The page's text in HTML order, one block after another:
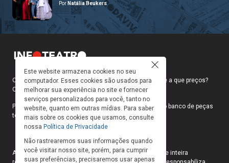
Por Natália Beukers
Como faço para ir ao teatro? Onde compro ingressos e a que preços?
Quais peças estão em cartaz?
Para responder a essas e outras perguntas, criamos o banco de peças
teatrais do INFOTEATRO.
As informações das peças cadastradas no site são de inteira
Este website armazena cookies no seu
computador. Esses cookies são usados para
melhorar sua experiência no site e fornecer
serviços personalizados para você, tanto no
website, quanto em outras mídias. Para saber
mais sobre os cookies que usamos, consulte
nossa Política de Privacidade
Não rastrearemos suas informações quando
você visitar nosso site, porém, para cumprir
suas preferências, precisaremos usar apenas